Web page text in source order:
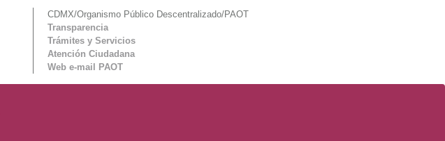
CDMX/Organismo Público Descentralizado/PAOT
Transparencia
Trámites y Servicios
Atención Ciudadana
Web e-mail PAOT